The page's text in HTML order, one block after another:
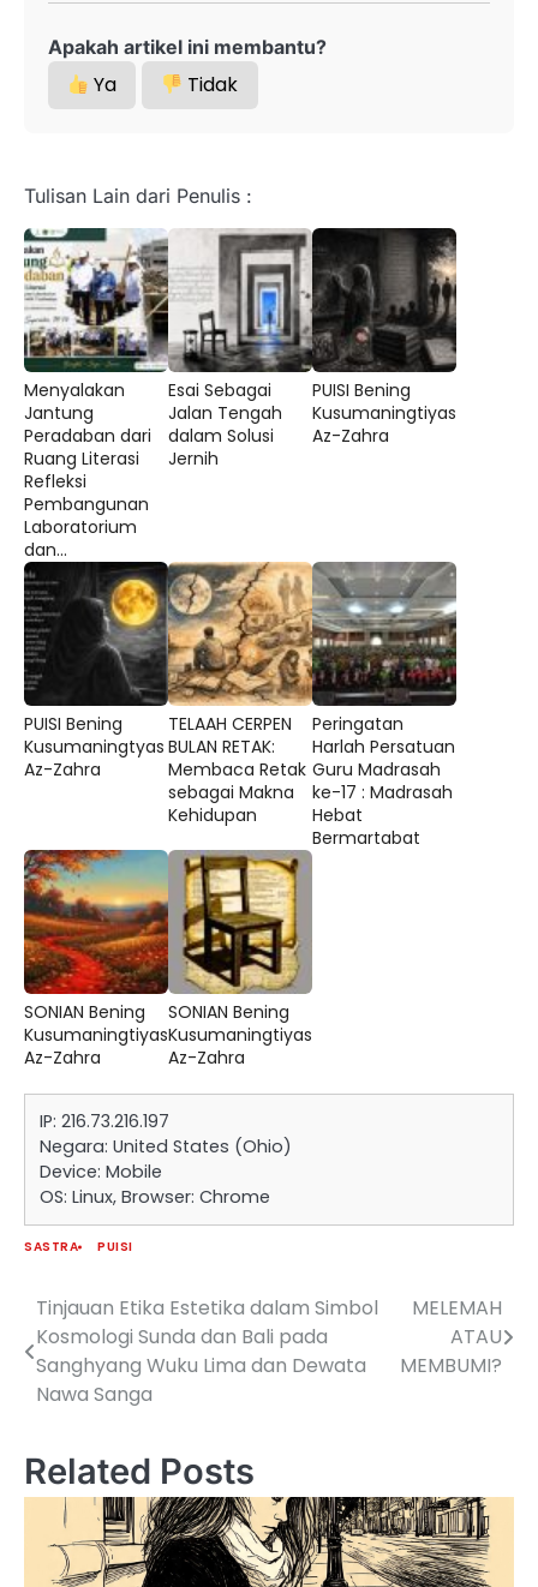
Apakah artikel ini membantu?
Ya Tidak
Tulisan Lain dari Penulis :
Menyalakan
Jantung
Peradaban dari
Ruang Literasi
Refleksi
Pembangunan
Laboratorium
dan...
Esai Sebagai
Jalan Tengah
dalam Solusi
Jernih
PUISI Bening
Kusumaningtiyas
Az-Zahra
PUISI Bening
Kusumaningtyas
Az-Zahra
TELAAH CERPEN
BULAN RETAK:
Membaca Retak
sebagai Makna
Kehidupan
Peringatan
Harlah Persatuan
Guru Madrasah
ke-17 : Madrasah
Hebat
Bermartabat
SONIAN Bening
Kusumaningtiyas
Az-Zahra
SONIAN Bening
Kusumaningtiyas
Az-Zahra
IP: 216.73.216.197
Negara: United States (Ohio)
Device: Mobile
OS: Linux, Browser: Chrome
SASTRA PUISI
Navigasi
pos
Tinjauan Etika Estetika dalam Simbol
Kosmologi Sunda dan Bali pada
Sanghyang Wuku Lima dan Dewata
Nawa Sanga
MELEMAH
ATAU
MEMBUMI?
Related Posts